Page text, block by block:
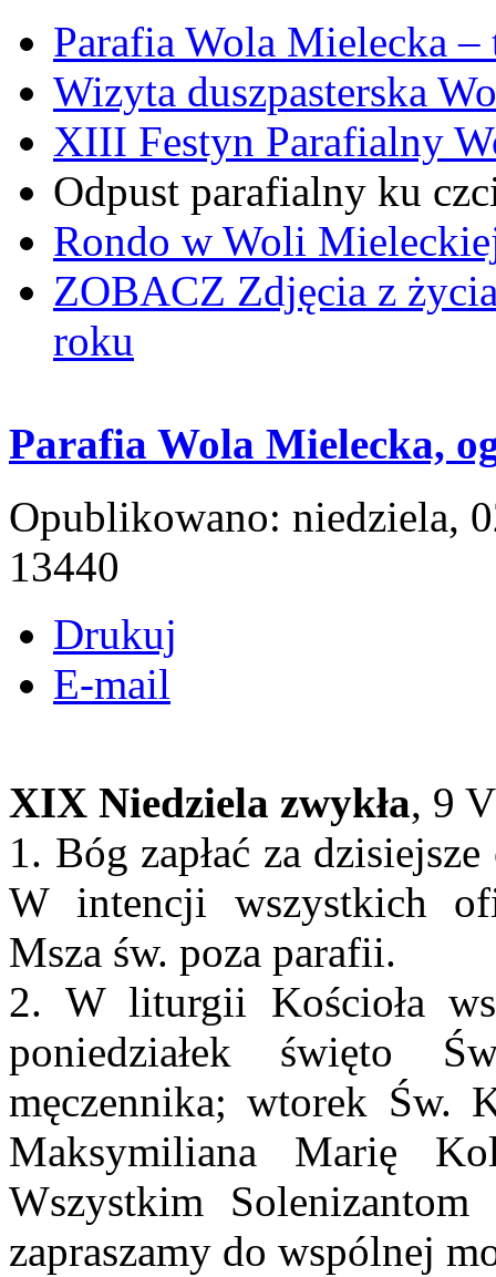
Parafia Wola Mielecka
Wizyta duszpasterska
XIII Festyn Parafialny
Odpust parafialny ku
Rondo w Woli
ZOBACZ Zdjęcia z
roku
Parafia Wola Mielecka,
Opublikowano: niedziela,
13440
Drukuj
E-mail
XIX Niedziela zwykła, 9
1. Bóg zapłać za
W intencji wszystkich
Msza św. poza parafii.
2. W liturgii Kościoła
poniedziałek święto
męczennika; wtorek
Maksymiliana Marię
Wszystkim Solenizantom
zapraszamy do wspólnej